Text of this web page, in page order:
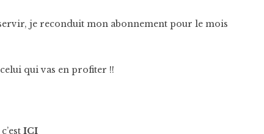
je reconduit mon abonnement pour le mois
qui vas en profiter !!
ICI